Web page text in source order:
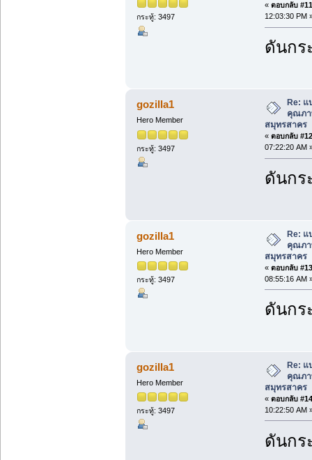
กระทู้: 3497
« ตอบกลับ
12:03:30 PM
ดันก
gozilla1
Hero Member
กระทู้: 3497
Re:
คุณภา
สมุทรสาคร
« ตอบกลับ
07:22:20 AM
ดันก
gozilla1
Hero Member
กระทู้: 3497
Re: แ
คุณภา
สมุทรสาคร
« ตอบกลับ
08:55:16 AM
ดันก
gozilla1
Hero Member
กระทู้: 3497
Re: แ
คุณภา
สมุทรสาคร
« ตอบกลับ
10:22:50 AM
ดันก